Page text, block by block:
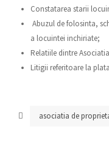
Constatarea starii
Abuzul de folosinta,
a locuintei inchiriate;
Relatiile dintre
Litigii referitoare la
asociatia de